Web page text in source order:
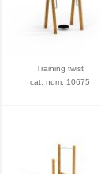
Training twist
cat. num. 10675